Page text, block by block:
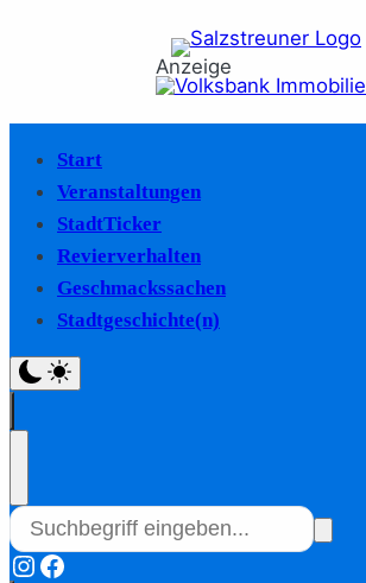
Anzeige
Start
Veranstaltungen
StadtTicker
Revierverhalten
Geschmackssachen
Stadtgeschichte(n)
Instagram
Facebook